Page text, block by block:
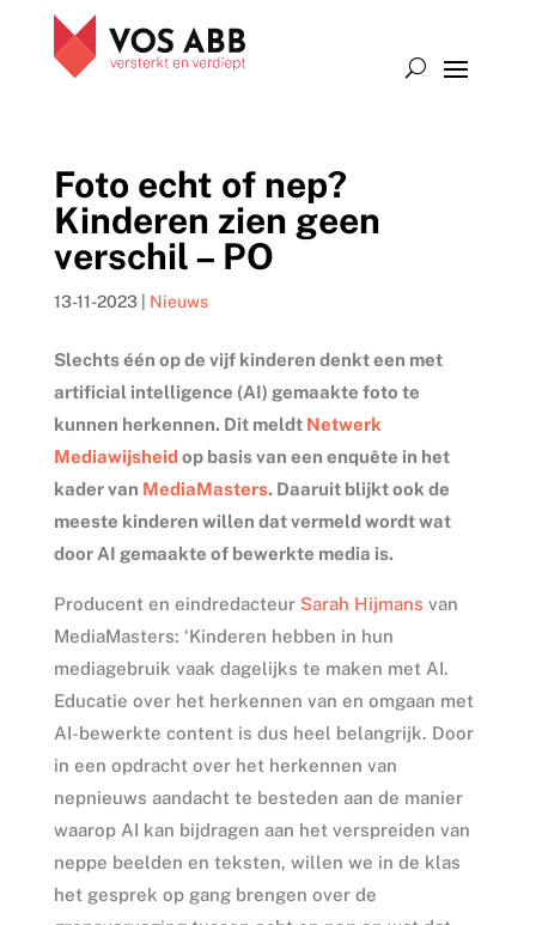
Foto echt of nep?
Kinderen zien geen
verschil – PO
13-11-2023| Nieuws
Slechts één op de vijf kinderen denkt een met
artificial intelligence (AI) gemaakte foto te
kunnen herkennen. Dit meldt Netwerk
Mediawijsheidop basis van een enquête in het
kader van MediaMasters. Daaruit blijkt ook de
meeste kinderen willen dat vermeld wordt wat
door AI gemaakte of bewerkte media is.
Producent en eindredacteur Sarah Hijmans van
MediaMasters: ‘Kinderen hebben in hun
mediagebruik vaak dagelijks te maken met AI.
Educatie over het herkennen van en omgaan met
AI-bewerkte content is dus heel belangrijk. Door
in een opdracht over het herkennen van
nepnieuws aandacht te besteden aan de manier
waarop AI kan bijdragen aan het verspreiden van
neppe beelden en teksten, willen we in de klas
het gesprek op gang brengen over de